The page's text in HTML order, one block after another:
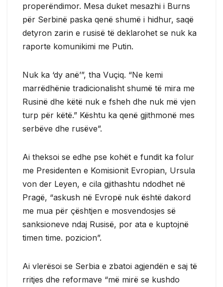
properëndimor. Mesa duket mesazhi i Burns
për Serbinë paska qenë shumë i hidhur, saqë
detyron zarin e rusisë të deklarohet se nuk ka
raporte komunikimi me Putin.
Nuk ka ‘dy anë’”, tha Vuçiq. “Ne kemi
marrëdhënie tradicionalisht shumë të mira me
Rusinë dhe këtë nuk e fsheh dhe nuk më vjen
turp për këtë.” Kështu ka qenë gjithmonë mes
serbëve dhe rusëve”.
Ai theksoi se edhe pse kohët e fundit ka folur
me Presidenten e Komisionit Evropian, Ursula
von der Leyen, e cila gjithashtu ndodhet në
Pragë, “askush në Evropë nuk është dakord
me mua për çështjen e mosvendosjes së
sanksioneve ndaj Rusisë, por ata e kuptojnë
timen time. pozicion”.
Ai vlerësoi se Serbia e zbatoi agjendën e saj të
rritjes dhe reformave “më mirë se kushdo